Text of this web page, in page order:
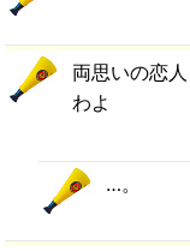
両思いの恋
わよ
…。